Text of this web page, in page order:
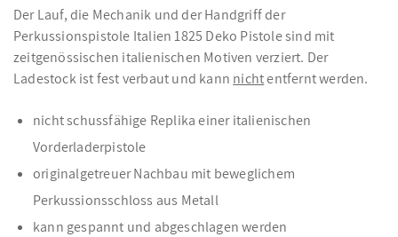
Der Lauf, die Mechanik und der Handgriff der
Perkussionspistole Italien 1825 Deko Pistole sind mit
zeitgenössischen italienischen Motiven verziert. Der
Ladestock ist fest verbaut und kann nichtentfernt werden.
nicht schussfähige Replika einer italienischen
Vorderladerpistole
originalgetreuer Nachbau mit beweglichem
Perkussionsschloss aus Metall
kann gespannt und abgeschlagen werden